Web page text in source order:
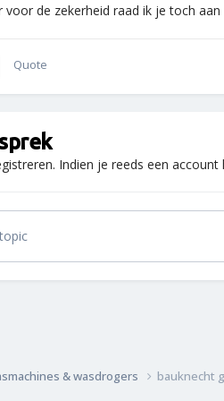
voor de zekerheid raad ik je toch
Quote
Indien je reeds een account
& wasdrogers bauknecht